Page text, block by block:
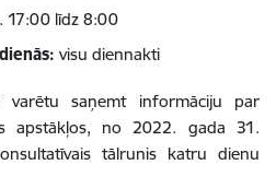
17:00 līdz 8:00
visu diennakti
varētu saņemt informāciju par
apstākļos, no 2022. gada 31.
tālrunis katru dienu